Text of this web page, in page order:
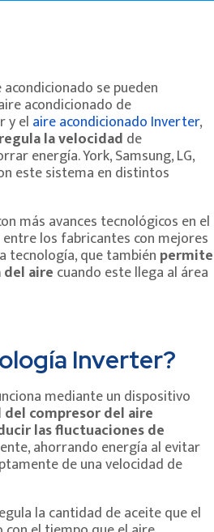
se pueden
acondicionado de
y el aire acondicionado Inverter,
la velocidad de
energía. York, Samsung, LG,
este sistema en distintos
más avances tecnológicos en el
los fabricantes con mejores
tecnología, que también permite
airecuando este llega al área
Inverter?
mediante un dispositivo
compresor del aire
las fluctuaciones de
ahorrando energía al evitar
de una velocidad de
la cantidad de aceite que el